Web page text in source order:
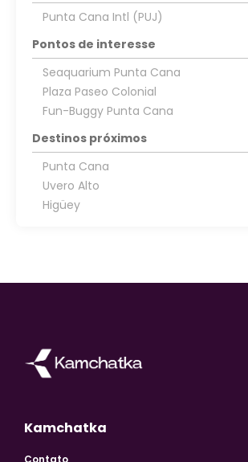
Punta Cana Intl (PUJ)
Pontos de interesse
Seaquarium Punta Cana
Plaza Paseo Colonial
Fun-Buggy Punta Cana
Destinos próximos
Punta Cana
Uvero Alto
Higüey
Kamchatka
Contato